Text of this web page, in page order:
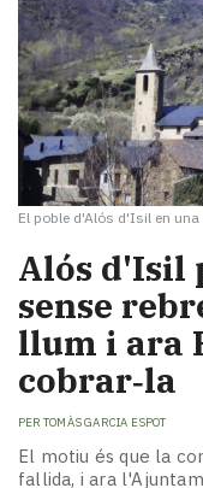
El poble d'Alós d'Isil en
Alós d'Isil
sense
llum i ara
cobrar‑la
PER TOMÀS GARCIA ESPOT
El motiu és que la
fallida, i ara